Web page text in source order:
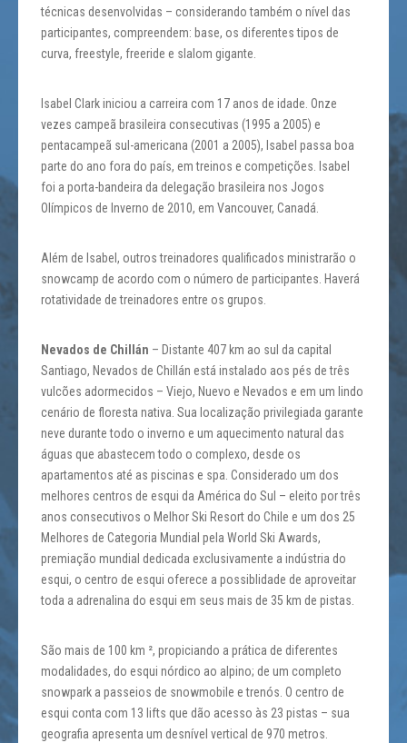
técnicas desenvolvidas – considerando também o nível das
participantes, compreendem: base, os diferentes tipos de
curva, freestyle, freeride e slalom gigante.
Isabel Clark iniciou a carreira com 17 anos de idade. Onze
vezes campeã brasileira consecutivas (1995 a 2005) e
pentacampeã sul-americana (2001 a 2005), Isabel passa boa
parte do ano fora do país, em treinos e competições. Isabel
foi a porta-bandeira da delegação brasileira nos Jogos
Olímpicos de Inverno de 2010, em Vancouver, Canadá.
Além de Isabel, outros treinadores qualificados ministrarão o
snowcamp de acordo com o número de participantes. Haverá
rotatividade de treinadores entre os grupos.
Nevados de Chillán – Distante 407 km ao sul da capital
Santiago, Nevados de Chillán está instalado aos pés de três
vulcões adormecidos – Viejo, Nuevo e Nevados e em um lindo
cenário de floresta nativa. Sua localização privilegiada garante
neve durante todo o inverno e um aquecimento natural das
águas que abastecem todo o complexo, desde os
apartamentos até as piscinas e spa. Considerado um dos
melhores centros de esqui da América do Sul – eleito por três
anos consecutivos o Melhor Ski Resort do Chile e um dos 25
Melhores de Categoria Mundial pela World Ski Awards,
premiação mundial dedicada exclusivamente a indústria do
esqui, o centro de esqui oferece a possiblidade de aproveitar
toda a adrenalina do esqui em seus mais de 35 km de pistas.
São mais de 100 km ², propiciando a prática de diferentes
modalidades, do esqui nórdico ao alpino; de um completo
snowpark a passeios de snowmobile e trenós. O centro de
esqui conta com 13 lifts que dão acesso às 23 pistas – sua
geografia apresenta um desnível vertical de 970 metros.